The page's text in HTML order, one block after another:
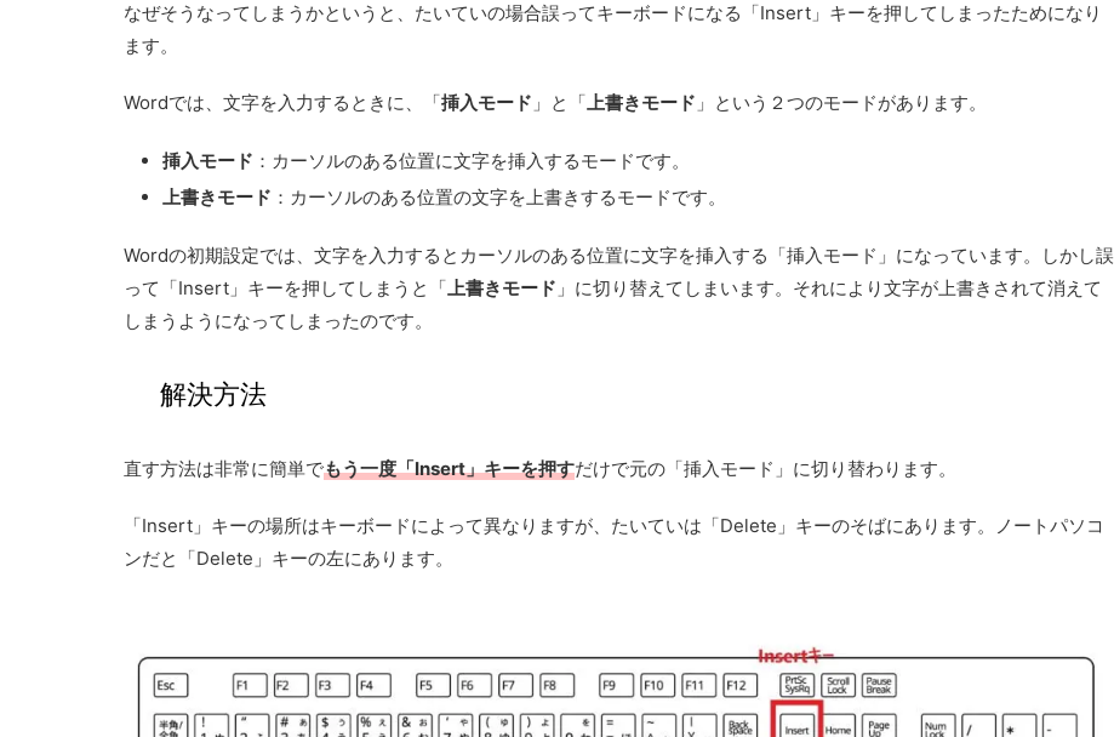
なぜそうなってしまうかというと、たいていの場合誤ってキーボードになる「Insert」キーを押してしまったためになり
ます。
Wordでは、文字を入力するときに、「挿入モード 」と「上書きモード 」という２つのモードがあります。
挿入モード ：カーソルのある位置に文字を挿入するモードです。
上書きモード ：カーソルのある位置の文字を上書きするモードです。
Wordの初期設定では、文字を入力するとカーソルのある位置に文字を挿入する「挿入モード」になっています。しかし誤
って「Insert」キーを押してしまうと「上書きモード 」に切り替えてしまいます。それにより文字が上書きされて消えて
しまうようになってしまったのです。
解決方法
直す方法は非常に簡単でもう一度「Insert」キーを押すだけで元の「挿入モード」に切り替わります。
「Insert」キーの場所はキーボードによって異なりますが、たいていは「Delete」キーのそばにあります。ノートパソコ
ンだと「Delete」キーの左にあります。